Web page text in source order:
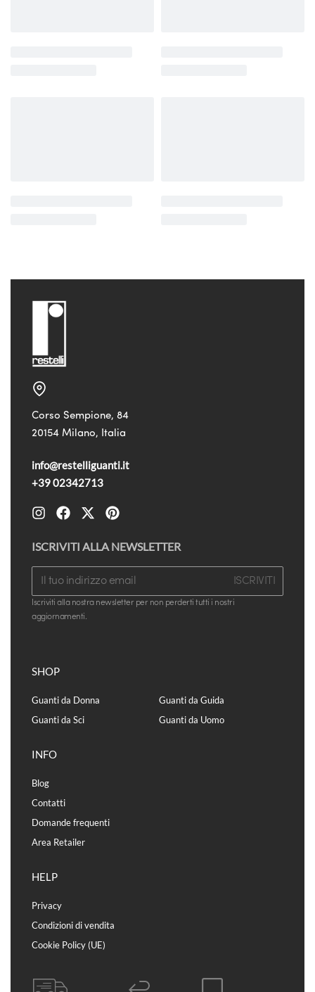
Corso Sempione, 84
20154 Milano, Italia
info@restelliguanti.it
+39 02342713
ISCRIVITI ALLA NEWSLETTER
ISCRIVITI
Iscriviti alla nostra newsletter per non perderti tutti i nostri
aggiornamenti.
SHOP
Guanti da Donna
Guanti da Guida
Guanti da Sci
Guanti da Uomo
INFO
Blog
Contatti
Domande frequenti
Area Retailer
HELP
Privacy
Condizioni di vendita
Cookie Policy (UE)